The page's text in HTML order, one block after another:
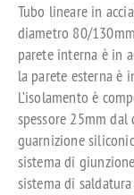
Tubo lineare in
diametro 80/
parete interna è in
la parete esterna è
L’isolamento è
spessore 25mm
guarnizione
sistema di
sistema di